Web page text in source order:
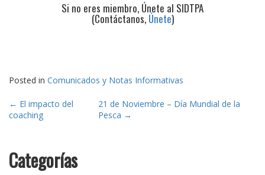
Si no eres miembro, Únete al SIDTPA
(Contáctanos, Únete)
Posted in Comunicados y Notas Informativas
Post
navigation
← El impacto del
coaching
21 de Noviembre – Día Mundial de la
Pesca →
Categorías